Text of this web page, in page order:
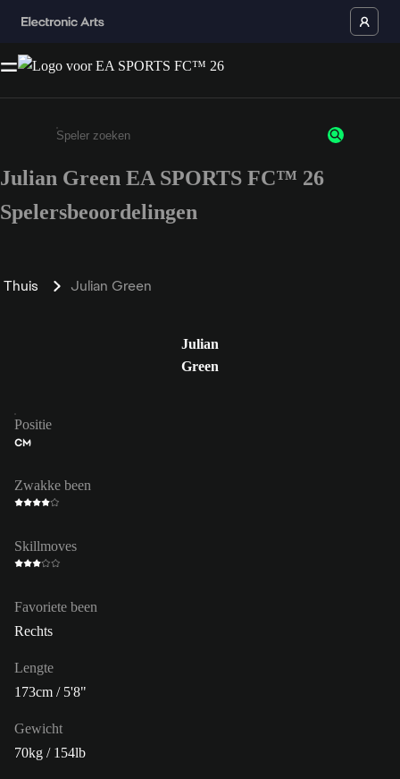
Enter a minimum of 3 characters or numbers
Julian Green EA SPORTS FC™ 26
Spelersbeoordelingen
Thuis Julian Green
Julian
Green
Positie
CM
Zwakke been
Skillmoves
Favoriete been
Rechts
Lengte
173cm / 5'8"
Gewicht
70kg / 154lb